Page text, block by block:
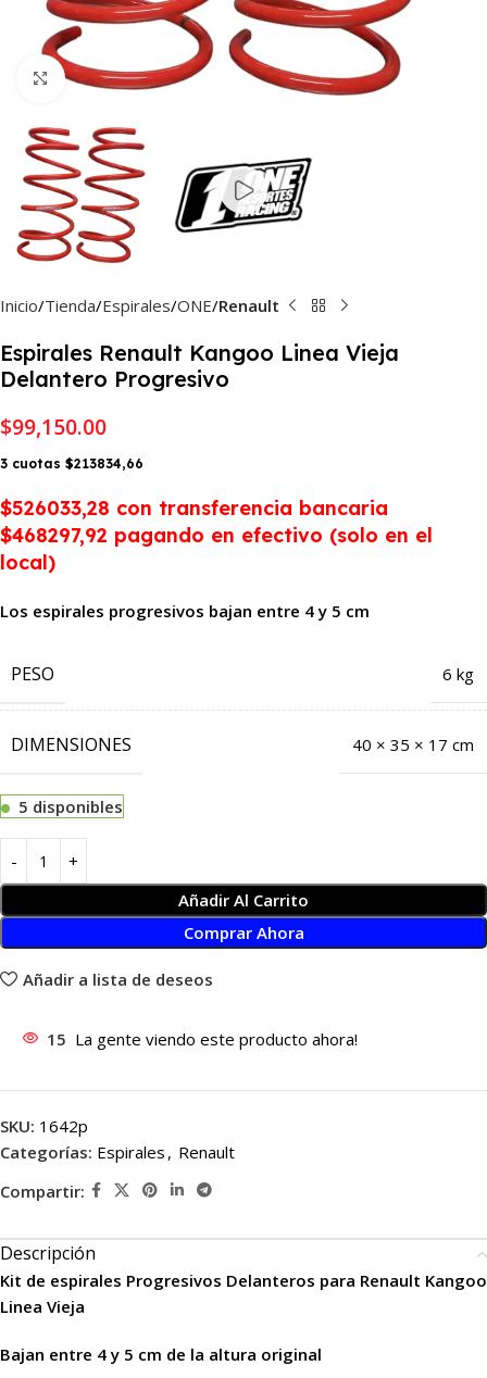
Haga Click para agrandar
Inicio Tienda Espirales ONE Renault
Espirales Renault Kangoo Linea Vieja
Delantero Progresivo
$99,150.00
3 cuotas $213834,66
$526033,28 con transferencia bancaria
$468297,92 pagando en efectivo (solo en el
local)
Los espirales progresivos bajan entre 4 y 5 cm
PESO 6 kg
DIMENSIONES 40 × 35 × 17 cm
5 disponibles
Añadir Al Carrito
Comprar Ahora
Añadir a lista de deseos
15 La gente viendo este producto ahora!
SKU: 1642p
Categorías: Espirales , Renault
Compartir:
Descripción
Kit de espirales Progresivos Delanteros para Renault Kangoo
Linea Vieja
Bajan entre 4 y 5 cm de la altura original